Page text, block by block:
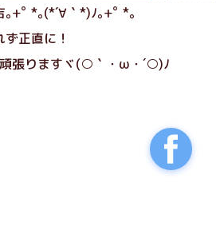
｡+ﾟ *｡(*´∀｀*)ﾉ｡+ﾟ *｡
正直に！
張りますヾ(○｀・ω・´○)ﾉ